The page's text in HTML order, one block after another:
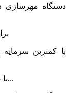
دستگاه مهرسازی
با کمترین
با حداقل سرمایه شغل پرسود برای خود ایجاد کنید...